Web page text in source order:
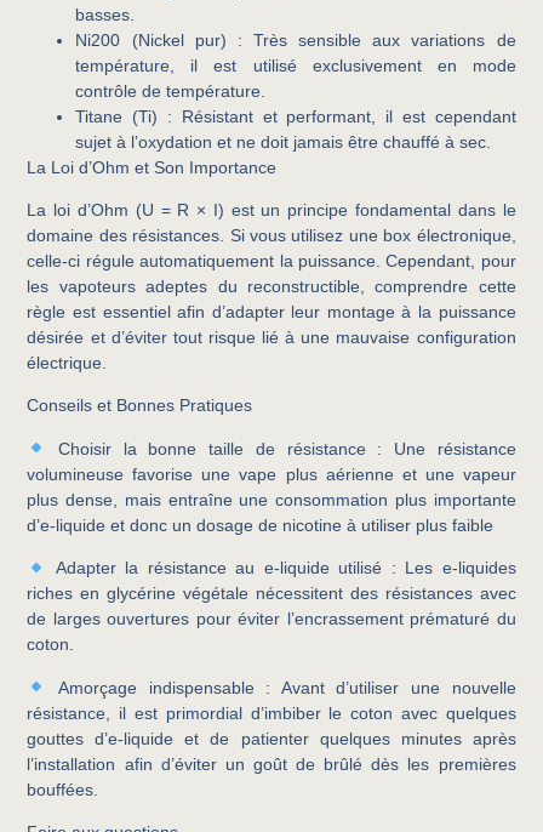
basses.
Ni200 (Nickel pur) : Très sensible aux variations de
température, il est utilisé exclusivement en mode
contrôle de température.
Titane (Ti) : Résistant et performant, il est cependant
sujet à l’oxydation et ne doit jamais être chauffé à sec.
La Loi d’Ohm et Son Importance
La loi d’Ohm (U = R × I) est un principe fondamental dans le
domaine des résistances. Si vous utilisez une box électronique,
celle-ci régule automatiquement la puissance. Cependant, pour
les vapoteurs adeptes du reconstructible, comprendre cette
règle est essentiel afin d’adapter leur montage à la puissance
désirée et d’éviter tout risque lié à une mauvaise configuration
électrique.
Conseils et Bonnes Pratiques
Choisir la bonne taille de résistance : Une résistance
volumineuse favorise une vape plus aérienne et une vapeur
plus dense, mais entraîne une consommation plus importante
d’e-liquide et donc un dosage de nicotine à utiliser plus faible
Adapter la résistance au e-liquide utilisé : Les e-liquides
riches en glycérine végétale nécessitent des résistances avec
de larges ouvertures pour éviter l’encrassement prématuré du
coton.
Amorçage indispensable : Avant d’utiliser une nouvelle
résistance, il est primordial d’imbiber le coton avec quelques
gouttes d’e-liquide et de patienter quelques minutes après
l’installation afin d’éviter un goût de brûlé dès les premières
bouffées.